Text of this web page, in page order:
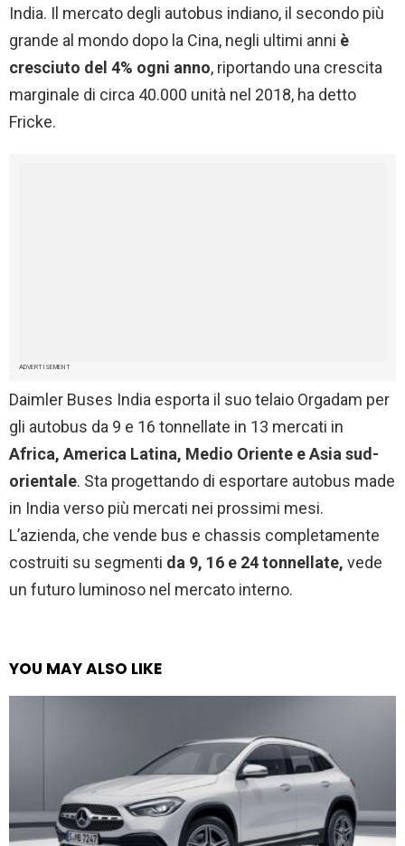
India. Il mercato degli autobus indiano, il secondo più
grande al mondo dopo la Cina, negli ultimi anni è
cresciuto del 4% ogni anno, riportando una crescita
marginale di circa 40.000 unità nel 2018, ha detto
Fricke.
ADVERTISEMENT
Daimler Buses India esporta il suo telaio Orgadam per
gli autobus da 9 e 16 tonnellate in 13 mercati in
Africa, America Latina, Medio Oriente e Asia sud-
orientale. Sta progettando di esportare autobus made
in India verso più mercati nei prossimi mesi.
L’azienda, che vende bus e chassis completamente
costruiti su segmenti da 9, 16 e 24 tonnellate, vede
un futuro luminoso nel mercato interno.
YOU MAY ALSO LIKE